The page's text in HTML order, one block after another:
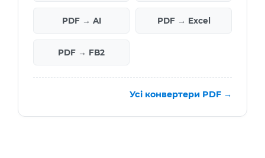
PDF → AI PDF → Excel
PDF → FB2
Усі конвертери PDF →